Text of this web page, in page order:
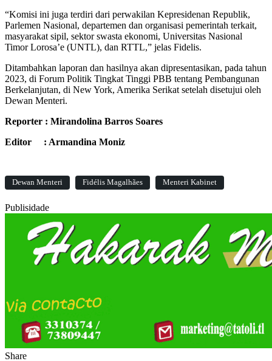
“Komisi ini juga terdiri dari perwakilan Kepresidenan Republik,
Parlemen Nasional, departemen dan organisasi pemerintah terkait,
masyarakat sipil, sektor swasta ekonomi, Universitas Nasional
Timor Lorosa’e (UNTL), dan RTTL,” jelas Fidelis.
Ditambahkan laporan dan hasilnya akan dipresentasikan, pada tahun
2023, di Forum Politik Tingkat Tinggi PBB tentang Pembangunan
Berkelanjutan, di New York, Amerika Serikat setelah disetujui oleh
Dewan Menteri.
Reporter : Mirandolina Barros Soares
Editor : Armandina Moniz
Dewan Menteri Fidélis Magalhães Menteri Kabinet
Publisidade
Share